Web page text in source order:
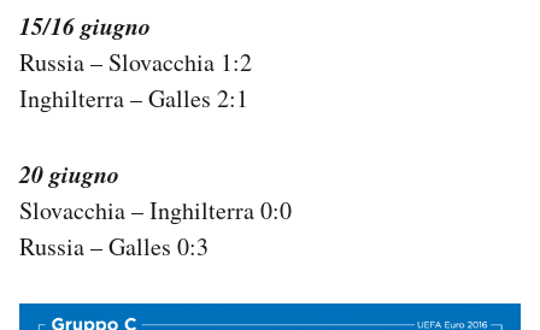
15/16 giugno
Russia – Slovacchia 1:2
Inghilterra – Galles 2:1
20 giugno
Slovacchia – Inghilterra 0:0
Russia – Galles 0:3